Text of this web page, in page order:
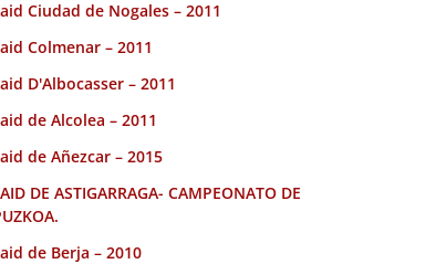
Ciudad de Nogales – 2011
Colmenar – 2011
D'Albocasser – 2011
de Alcolea – 2011
de Añezcar – 2015
DE ASTIGARRAGA- CAMPEONATO DE
de Berja – 2010